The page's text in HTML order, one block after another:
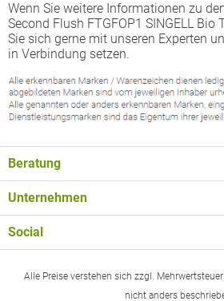
Wenn Sie weitere Informationen zu
Second Flush FTGFOP1 SINGELL Bio
Sie sich gerne mit unseren Experten
in Verbindung setzen.
Beratung
Unternehmen
Social
Alle Preise verstehen sich zzgl.
nicht anders